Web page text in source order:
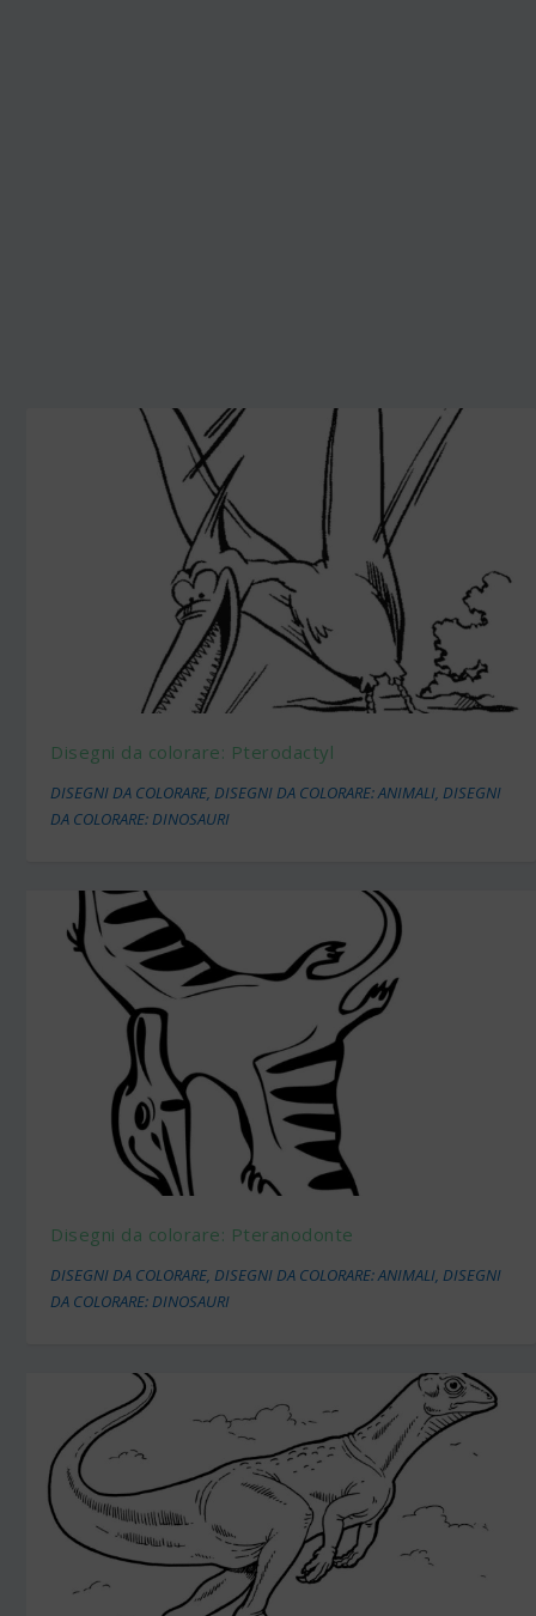
Disegni da colorare: Pterodactyl
DISEGNI DA COLORARE,DISEGNI DA COLORARE: ANIMALI,DISEGNI
DA COLORARE: DINOSAURI
Disegni da colorare: Pteranodonte
DISEGNI DA COLORARE,DISEGNI DA COLORARE: ANIMALI,DISEGNI
DA COLORARE: DINOSAURI